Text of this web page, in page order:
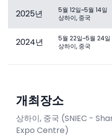
2025년
5월 12일~5월 14일
상하이, 중국
2024년
5월 22일~5월 24일
상하이, 중국
개최장소
상하이, 중국 (SNIEC -
Expo Centre)